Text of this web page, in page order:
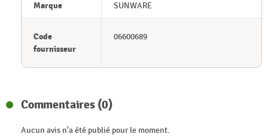
Marque SUNWARE
Code
fournisseur
06600689
Commentaires (0)
Aucun avis n'a été publié pour le moment.